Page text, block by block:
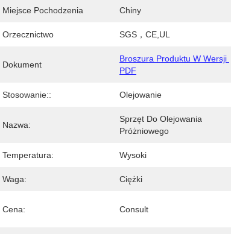
Miejsce Pochodzenia Chiny
Orzecznictwo SGS，CE,UL
Dokument
Broszura Produktu W Wersji
PDF
Stosowanie:: Olejowanie
Nazwa:
Sprzęt Do Olejowania
Próżniowego
Temperatura: Wysoki
Waga: Ciężki
Cena: Consult